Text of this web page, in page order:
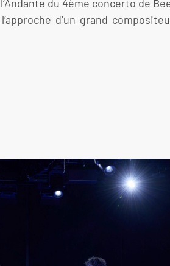
du 4ème concerto de
d’un grand